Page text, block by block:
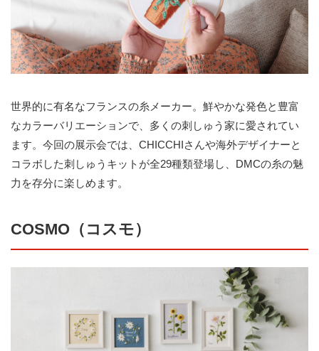
世界的に有名なフランスの糸メーカー。鮮やかな発色と豊富
なカラーバリエーションで、多くの刺しゅう家に愛されてい
ます。今回の展示会では、CHICCHIさんや海外デザイナーと
コラボした刺しゅうキットが全29種類登場し、DMCの糸の魅
力を存分に楽しめます。
COSMO（コスモ）